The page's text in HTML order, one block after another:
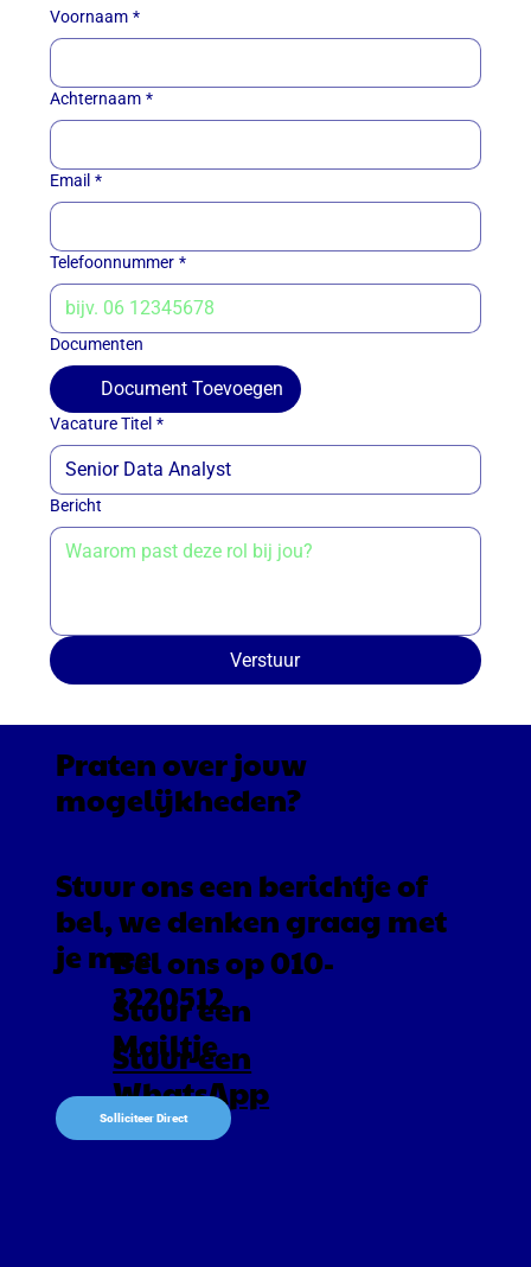
Voornaam *
Achternaam *
Email *
Telefoonnummer *
Documenten
Document Toevoegen
Vacature Titel *
Bericht
Verstuur
Praten over jouw
mogelijkheden?
Stuur een
Mailtje
Stuur ons een berichtje of
bel, we denken graag met
je mee
Stuur een
WhatsApp
Bel ons op 010-
3220512
Solliciteer Direct